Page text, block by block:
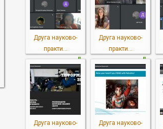
Друга науково-
практи...
Друга науково-
практи...
Друга науково-
Друга науково-